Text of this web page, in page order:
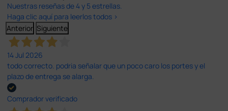
Nuestras reseñas de 4 y 5 estrellas.
Haga clic aquí para leerlos todos >
Anterior Siguiente
14 Jul 2026
todo correcto. podria señalar que un poco caro los portes y el
plazo de entrega se alarga.
Comprador verificado